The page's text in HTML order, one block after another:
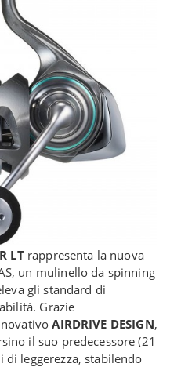
LTrappresenta la nuova
un mulinello da spinning
gli standard di
Grazie
AIRDRIVE DESIGN,
il suo predecessore (21
di leggerezza, stabilendo